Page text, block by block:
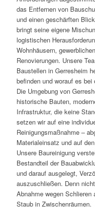
das Entfernen von
und einen geschärften
bringt seine eigene
logistischen
Wohnhäusern,
Renovierungen. Unsere
Baustellen in Gerresheim
befinden und worauf es
Die Umgebung von
historische Bauten,
Infrastruktur, die keine
setzen wir auf eine
Reinigungsmaßnahme –
Materialeinsatz und auf
Unsere Baureinigung
Bestandteil der
und darauf ausgelegt,
auszuschließen. Denn
Abnahme wegen
Staub in Zwischenräumen.